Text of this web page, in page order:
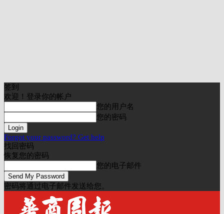
签到
欢迎！登录你的帐户
您的用户名
您的密码
Forgot your password? Get help
找回密码
恢复您的密码
您的电子邮件
密码将通过电子邮件发送给您。